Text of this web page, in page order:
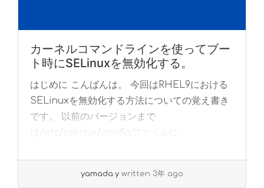
カーネルコマンドラインを使ってブー
ト時にSELinuxを無効化する。
はじめに こんばんは。 今回はRHEL9における
SELinuxを無効化する方法についての覚え書き
です。 以前のバージョンまで
は/etc/selinux/configファイルに
yamada.y written 3年 ago